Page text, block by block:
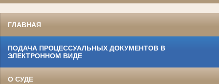
ГЛАВНАЯ
ПОДАЧА ПРОЦЕССУАЛЬНЫХ ДОКУМЕНТОВ В
ЭЛЕКТРОННОМ ВИДЕ
О СУДЕ